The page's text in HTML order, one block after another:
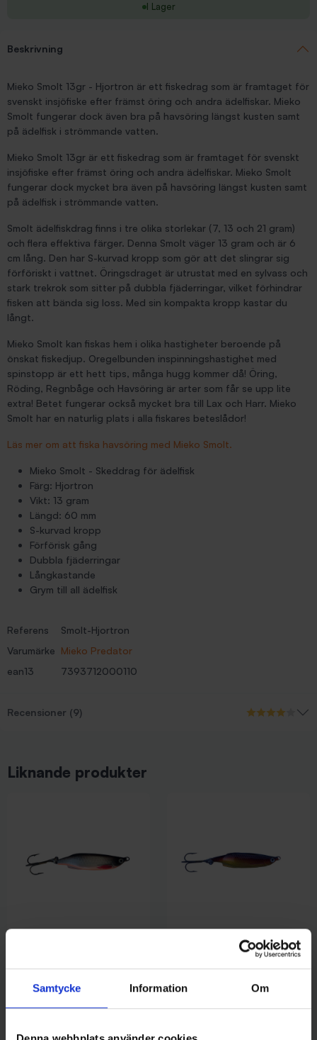
Samtycke Information Om
I Lager
Beskrivning
Mieko Smolt 13gr - Hjortron är ett fiskedrag som är framtaget för
svenskt insjöfiske efter främst öring och andra ädelfiskar. Mieko
Smolt fungerar dock även bra på havsöring längst kusten samt
på ädelfisk i strömmande vatten.
Mieko Smolt 13gr är ett fiskedrag som är framtaget för svenskt
insjöfiske efter främst öring och andra ädelfiskar. Mieko Smolt
fungerar dock mycket bra även på havsöring längst kusten samt
på ädelfisk i strömmande vatten.
Smolt ädelfiskdrag finns i tre olika storlekar (7, 13 och 21 gram)
och flera effektiva färger. Denna Smolt väger 13 gram och är 6
cm lång. Den har S-kurvad kropp som gör att det slingrar sig
förföriskt i vattnet. Öringsdraget är utrustat med en sylvass och
stark trekrok som sitter på dubbla fjäderringar, vilket förhindrar
fisken att bända sig loss. Med sin kompakta kropp kastar du
långt.
Mieko Smolt kan fiskas hem i olika hastigheter beroende på
önskat fiskedjup. Oregelbunden inspinningshastighet med
spinstopp är ett hett tips, många hugg kommer då! Öring,
Röding, Regnbåge och Havsöring är arter som får se upp lite
extra! Betet fungerar också mycket bra till Lax och Harr. Mieko
Smolt har en naturlig plats i alla fiskares beteslådor!
Läs mer om att fiska havsöring med Mieko Smolt.
Mieko Smolt - Skeddrag för ädelfisk
Färg: Hjortron
Vikt: 13 gram
Längd: 60 mm
S-kurvad kropp
Förförisk gång
Dubbla fjäderringar
Långkastande
Grym till all ädelfisk
Referens
Smolt-Hjortron
Varumärke Mieko Predator
ean13
7393712000110
Recensioner (9)
Liknande produkter
Mieko Smolt 21gr - Midnight
65 kr